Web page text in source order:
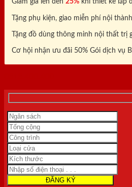
Tặng phụ kiện, giao miễn phí nội
Tặng đồ dùng thông minh nội thất trị
Cơ hội nhận ưu đãi 50% Gói dịch vụ